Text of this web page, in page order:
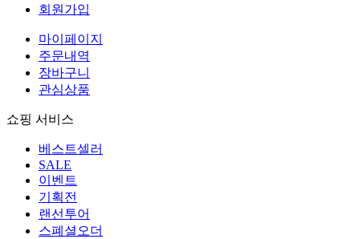
회원가입
마이페이지
주문내역
장바구니
관심상품
쇼핑 서비스
베스트셀러
SALE
이벤트
기획전
랜선투어
스폐셜오더